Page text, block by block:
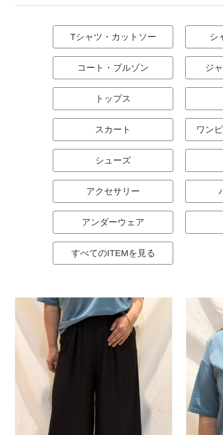
Tシャツ・カットソー シ
コート・ブルゾン ジ
トップス
スカート ワン
シューズ
アクセサリー
アンダーウェア
すべてのITEMを見る